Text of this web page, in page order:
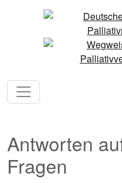
Antworten
Fragen